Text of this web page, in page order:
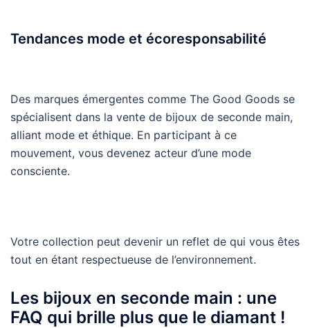
Tendances mode et écoresponsabilité
Des marques émergentes comme The Good Goods se
spécialisent dans la vente de bijoux de seconde main,
alliant mode et éthique. En participant à ce
mouvement, vous devenez acteur d’une mode
consciente.
Votre collection peut devenir un reflet de qui vous êtes
tout en étant respectueuse de l’environnement.
Les bijoux en seconde main : une
FAQ qui brille plus que le diamant !